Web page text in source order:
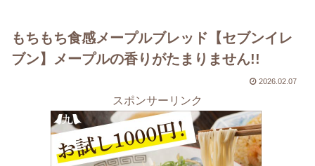
もちもち食感メープルブレッド【セブンイレ
ブン】メープルの香りがたまりません!!
2026.02.07
スポンサーリンク